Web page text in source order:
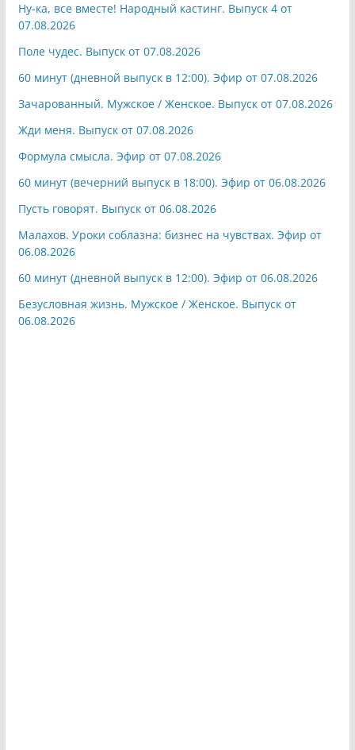
Ну-ка, все вместе! Народный кастинг. Выпуск 4 от
07.08.2026
Поле чудес. Выпуск от 07.08.2026
60 минут (дневной выпуск в 12:00). Эфир от 07.08.2026
Зачарованный. Мужское / Женское. Выпуск от 07.08.2026
Жди меня. Выпуск от 07.08.2026
Формула смысла. Эфир от 07.08.2026
60 минут (вечерний выпуск в 18:00). Эфир от 06.08.2026
Пусть говорят. Выпуск от 06.08.2026
Малахов. Уроки соблазна: бизнес на чувствах. Эфир от
06.08.2026
60 минут (дневной выпуск в 12:00). Эфир от 06.08.2026
Безусловная жизнь. Мужское / Женское. Выпуск от
06.08.2026